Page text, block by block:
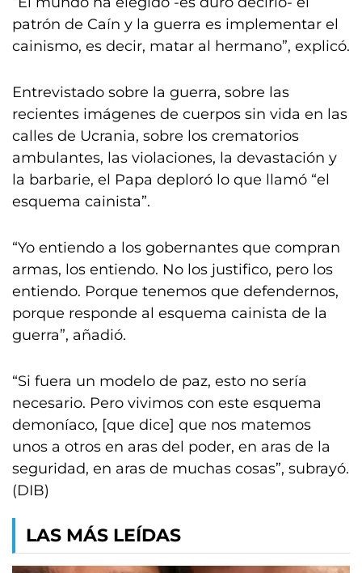
patrón de Caín y la guerra es implementar el
cainismo, es decir, matar al hermano”, explicó.
Entrevistado sobre la guerra, sobre las
recientes imágenes de cuerpos sin vida en las
calles de Ucrania, sobre los crematorios
ambulantes, las violaciones, la devastación y
la barbarie, el Papa deploró lo que llamó “el
esquema cainista”.
“Yo entiendo a los gobernantes que compran
armas, los entiendo. No los justifico, pero los
entiendo. Porque tenemos que defendernos,
porque responde al esquema cainista de la
guerra”, añadió.
“Si fuera un modelo de paz, esto no sería
necesario. Pero vivimos con este esquema
demoníaco, [que dice] que nos matemos
unos a otros en aras del poder, en aras de la
seguridad, en aras de muchas cosas”, subrayó.
(DIB)
LAS MÁS LEÍDAS